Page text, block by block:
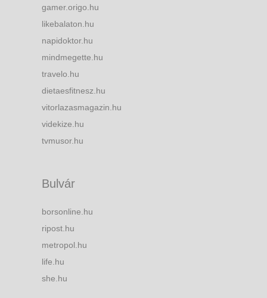
gamer.origo.hu
likebalaton.hu
napidoktor.hu
mindmegette.hu
travelo.hu
dietaesfitnesz.hu
vitorlazasmagazin.hu
videkize.hu
tvmusor.hu
Bulvár
borsonline.hu
ripost.hu
metropol.hu
life.hu
she.hu